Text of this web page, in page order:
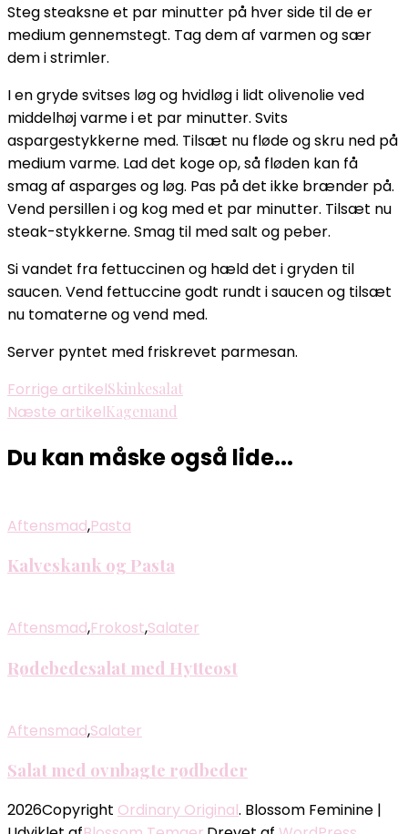
Steg steaksne et par minutter på hver side til de er
medium gennemstegt. Tag dem af varmen og sær
dem i strimler.
I en gryde svitses løg og hvidløg i lidt olivenolie ved
middelhøj varme i et par minutter. Svits
aspargestykkerne med. Tilsæt nu fløde og skru ned på
medium varme. Lad det koge op, så fløden kan få
smag af asparges og løg. Pas på det ikke brænder på.
Vend persillen i og kog med et par minutter. Tilsæt nu
steak-stykkerne. Smag til med salt og peber.
Si vandet fra fettuccinen og hæld det i gryden til
saucen. Vend fettuccine godt rundt i saucen og tilsæt
nu tomaterne og vend med.
Server pyntet med friskrevet parmesan.
Indlægsnavigation
Forrige artikelSkinkesalat
Næste artikelKagemand
Du kan måske også lide...
Aftensmad,Pasta
Kalveskank og Pasta
Aftensmad,Frokost,Salater
Rødebedesalat med Hytteost
Aftensmad,Salater
Salat med ovnbagte rødbeder
2026Copyright Ordinary Original. Blossom Feminine |